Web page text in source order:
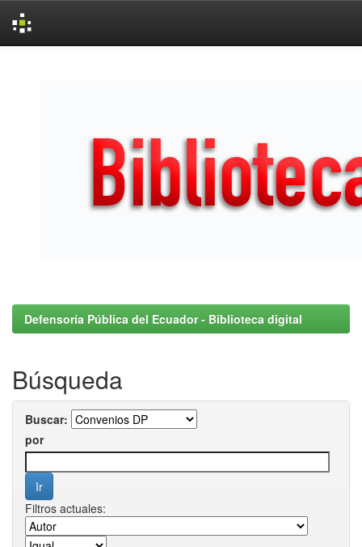
Defensoría Pública del Ecuador - Biblioteca digital
Búsqueda
Buscar:
por
Filtros actuales: